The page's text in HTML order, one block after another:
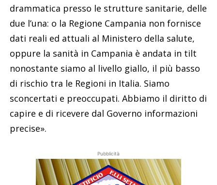
drammatica presso le strutture sanitarie, delle
due l’una: o la Regione Campania non fornisce
dati reali ed attuali al Ministero della salute,
oppure la sanità in Campania è andata in tilt
nonostante siamo al livello giallo, il più basso
di rischio tra le Regioni in Italia. Siamo
sconcertati e preoccupati. Abbiamo il diritto di
capire e di ricevere dal Governo informazioni
precise».
Pubblicità